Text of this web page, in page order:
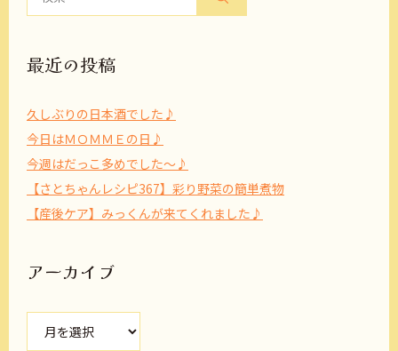
最近の投稿
久しぶりの日本酒でした♪
今日はＭＯＭＭＥの日♪
今週はだっこ多めでした～♪
【さとちゃんレシピ367】彩り野菜の簡単煮物
【産後ケア】みっくんが来てくれました♪
アーカイブ